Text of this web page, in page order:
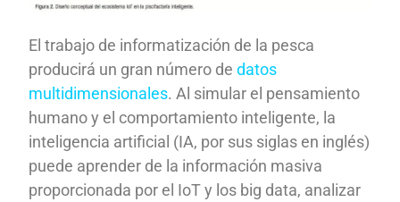
El trabajo de informatización de la pesca
producirá un gran número dedatos
multidimensionales. Al simular el pensamiento
humano y el comportamiento inteligente, la
inteligencia artificial (IA, por sus siglas en inglés)
puede aprender de la información masiva
proporcionada por el IoT y los big data, analizar